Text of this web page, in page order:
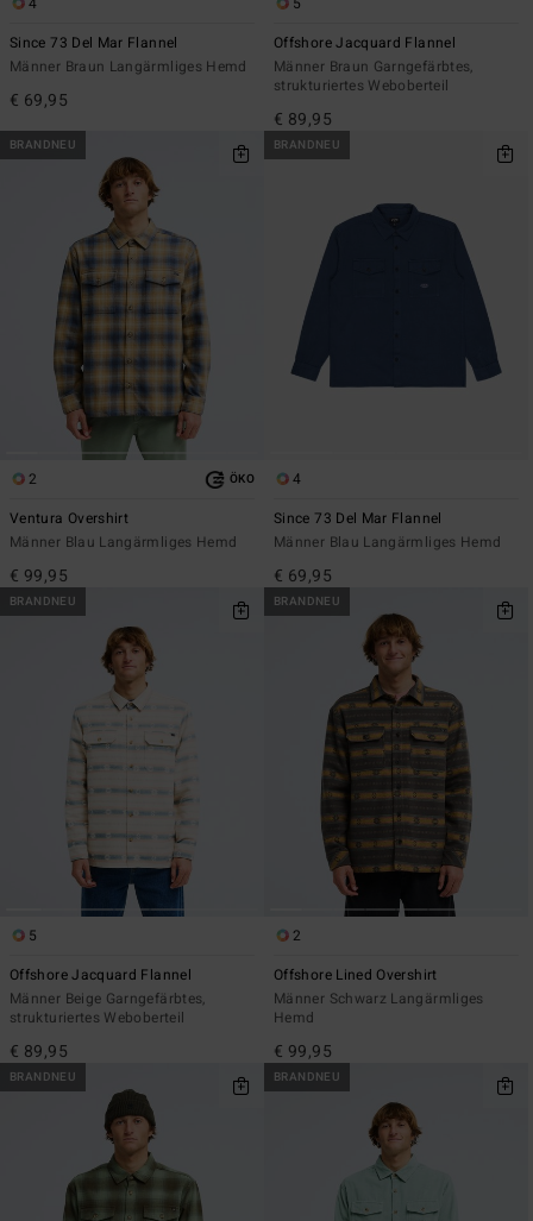
Since 73 Del Mar Flannel
Männer Braun Langärmliges Hemd
€ 69,95
Offshore Jacquard Flannel
Männer Braun Garngefärbtes,
strukturiertes Weboberteil
€ 89,95
BRANDNEU
2 ÖKO
Ventura Overshirt
Männer Blau Langärmliges Hemd
€ 99,95
BRANDNEU
4
Since 73 Del Mar Flannel
Männer Blau Langärmliges Hemd
€ 69,95
BRANDNEU
5
Offshore Jacquard Flannel
Männer Beige Garngefärbtes,
strukturiertes Weboberteil
€ 89,95
BRANDNEU
2
Offshore Lined Overshirt
Männer Schwarz Langärmliges
Hemd
€ 99,95
BRANDNEU BRANDNEU